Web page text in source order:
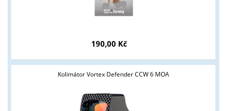
190,00 Kč
Kolimátor Vortex Defender CCW 6 MOA